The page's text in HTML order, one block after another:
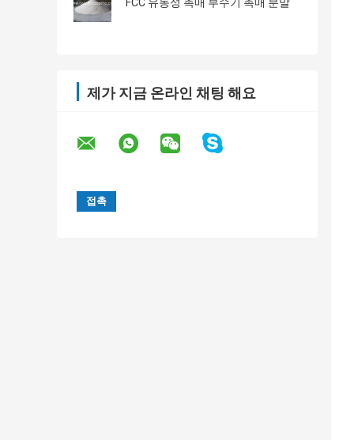
FCC 유동성 촉매 부수기 촉매 분말
제가 지금 온라인 채팅 해요